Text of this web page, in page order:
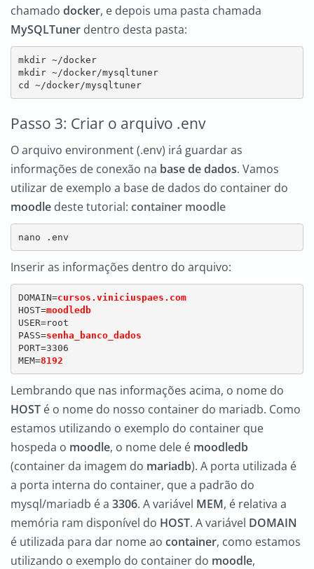
chamado docker, e depois uma pasta chamada
MySQLTuner dentro desta pasta:
mkdir ~/docker
mkdir ~/docker/mysqltuner
cd ~/docker/mysqltuner
Passo 3: Criar o arquivo .env
O arquivo environment (.env) irá guardar as
informações de conexão na base de dados. Vamos
utilizar de exemplo a base de dados do container do
moodle deste tutorial: container moodle
nano .env
Inserir as informações dentro do arquivo:
DOMAIN=cursos.viniciuspaes.com
HOST=moodledb
USER=root
PASS=senha_banco_dados
PORT=3306
MEM=8192
Lembrando que nas informações acima, o nome do
HOST é o nome do nosso container do mariadb. Como
estamos utilizando o exemplo do container que
hospeda o moodle, o nome dele é moodledb
(container da imagem do mariadb). A porta utilizada é
a porta interna do container, que a padrão do
mysql/mariadb é a 3306. A variável MEM, é relativa a
memória ram disponível do HOST. A variável DOMAIN
é utilizada para dar nome ao container, como estamos
utilizando o exemplo do container do moodle,